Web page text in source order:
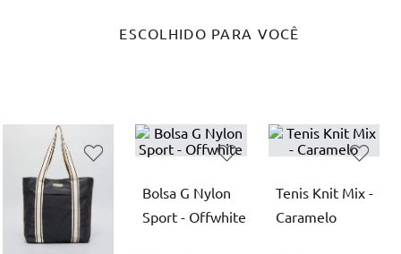
ESCOLHIDO PARA VOCÊ
Bolsa G Nylon
Sport - Offwhite
Tenis Knit Mix -
Caramelo